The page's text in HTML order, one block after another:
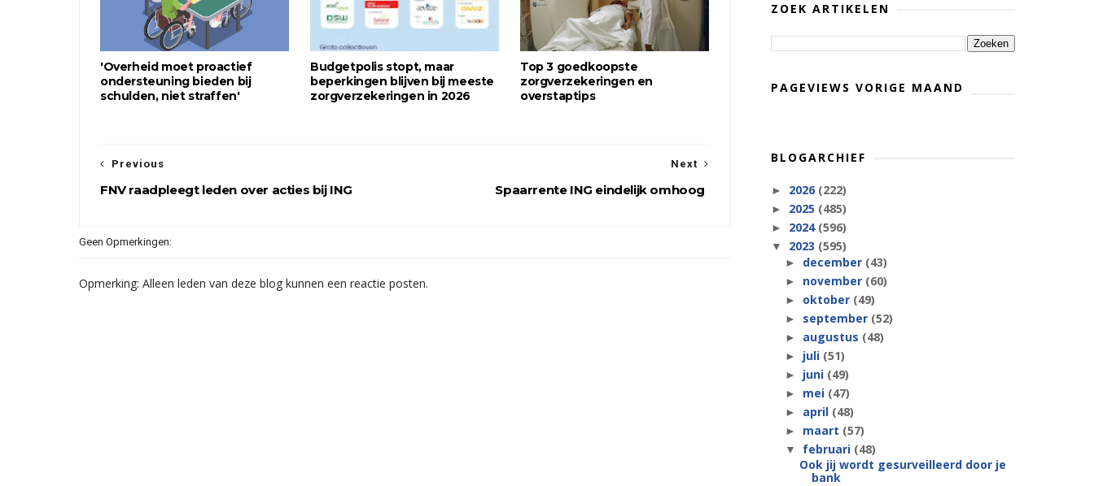
'Overheid moet proactief
ondersteuning bieden bij
schulden, niet straffen'
Budgetpolis stopt, maar
beperkingen blijven bij meeste
zorgverzekeringen in 2026
Top 3 goedkoopste
zorgverzekeringen en
overstaptips
Next
Spaarrente ING eindelijk omhoog
Previous
FNV raadpleegt leden over acties bij ING
Geen Opmerkingen:
Opmerking: Alleen leden van deze blog kunnen een reactie posten.
ZOEK ARTIKELEN
PAGEVIEWS VORIGE MAAND
BLOGARCHIEF
► 2026 (222)
► 2025 (485)
► 2024 (596)
▼ 2023 (595)
► december (43)
► november (60)
► oktober (49)
► september (52)
► augustus (48)
► juli (51)
► juni (49)
► mei (47)
► april (48)
► maart (57)
▼ februari (48)
Ook jij wordt gesurveilleerd door je
bank